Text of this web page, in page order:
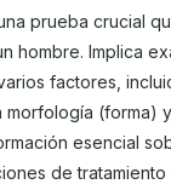
prueba crucial
hombre. Implica
factores,
morfología (forma)
esencial
de